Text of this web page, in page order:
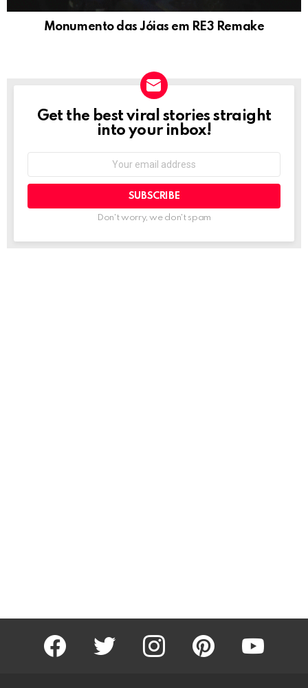
Monumento das Jóias em RE3 Remake
NEWSLETTER
Get the best viral stories straight
into your inbox!
Don't worry, we don't spam
facebook twitter instagram pinterest youtube